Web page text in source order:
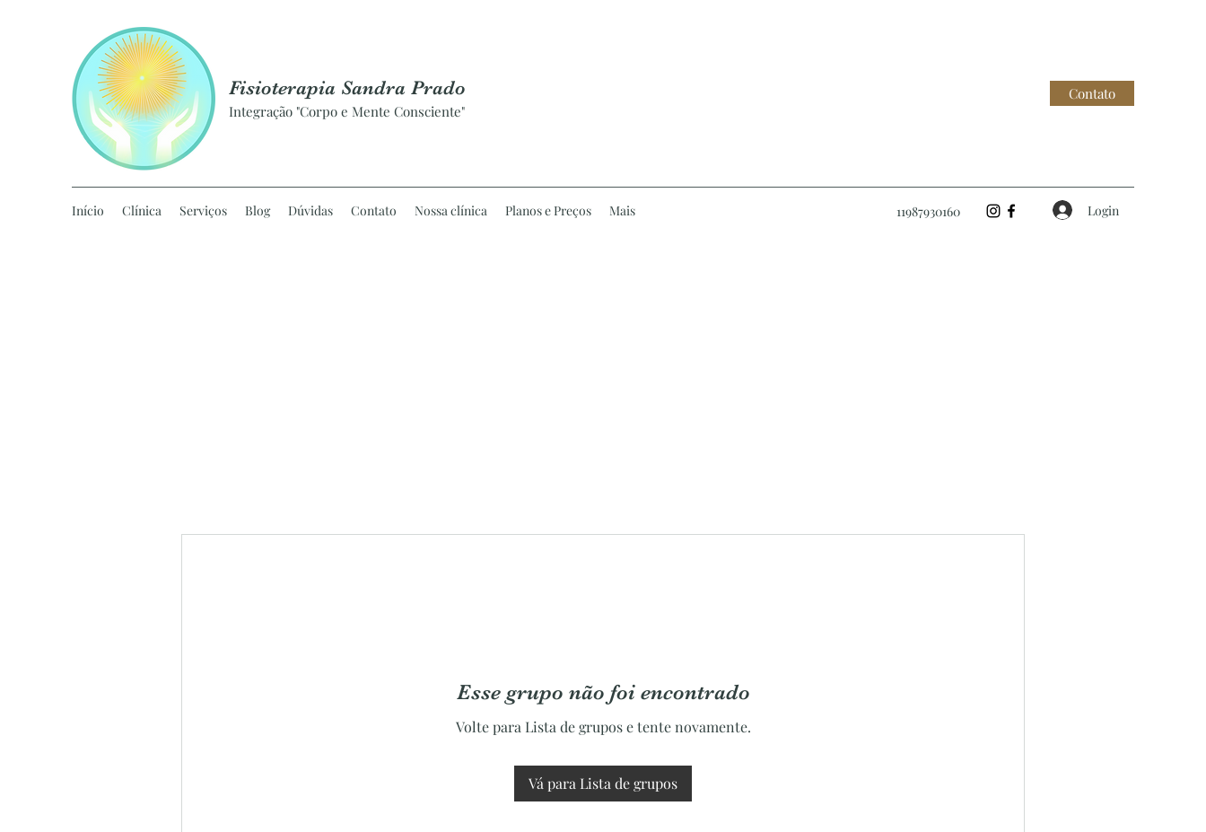
Fisioterapia Sandra Prado
Integração "Corpo e Mente Consciente"
Contato
Início Clínica Serviços Blog Dúvidas Contato Nossa clínica Planos e Preços Mais 11987930160 Login
Esse grupo não foi encontrado
Volte para Lista de grupos e tente novamente.
Vá para Lista de grupos